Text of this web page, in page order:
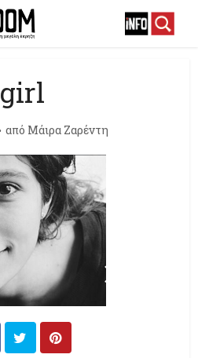
girl
από Μάιρα Ζαρέντη